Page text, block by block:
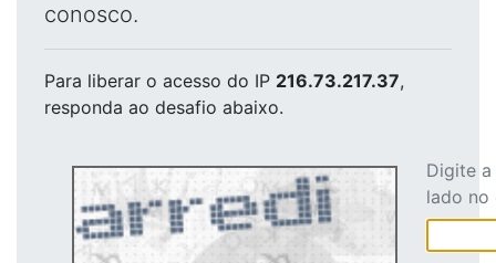
conosco.
Para liberar o acesso do IP 216.73.217.37,
responda ao desafio abaixo.
Digite
lado no